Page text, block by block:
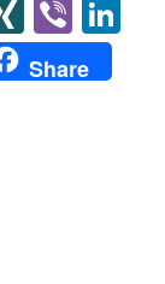
XING
Viber
Share